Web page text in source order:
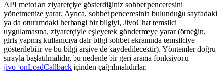
API metotları ziyaretçiye gösterdiğiniz sohbet penceresini
yönetmenize yarar. Ayrıca, sohbet penceresinin bulunduğu sayfadaki
ya da oturumdaki herhangi bir bilgiyi, JivoChat temsilci
uygulamasına, ziyaretçiyle eşleyerek göndermeye yarar (örneğin,
giriş yapmış kullanıcıya dair bilgi sohbet ekranında temsilciye
gösterilebilir ve bu bilgi arşive de kaydedilecektir). Yöntemler doğru
sırayla başlatılmalıdır, bu nedenle bir geri arama fonksiyonu
jivo_onLoadCallback içinden çağrılmalıdırlar.